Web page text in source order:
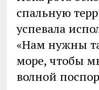
спальную
успевала
«Нам нужны
море, чтобы
волной